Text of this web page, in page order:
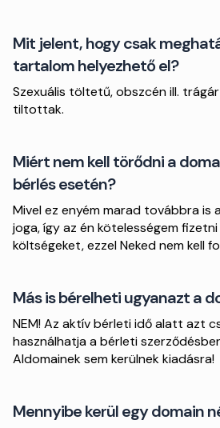
Mit jelent, hogy csak
tartalom helyezhető el?
Szexuális töltetű, obszcén ill.
tiltottak.
Miért nem kell törődni a
bérlés esetén?
Mivel ez enyém marad továbbra is
joga, így az én kötelességem
költségeket, ezzel Neked nem kell
Más is bérelheti ugyanazt a
NEM! Az aktív bérleti idő alatt azt
használhatja a bérleti
Aldomainek sem kerülnek kiadásra!
Mennyibe kerül egy domain